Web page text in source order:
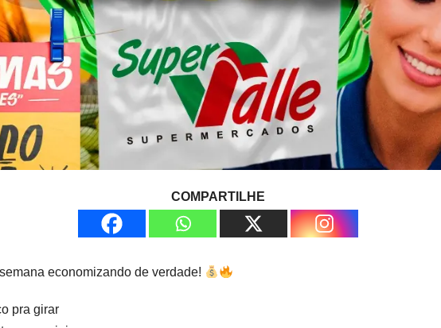
COMPARTILHE
economizando de verdade!
pra girar